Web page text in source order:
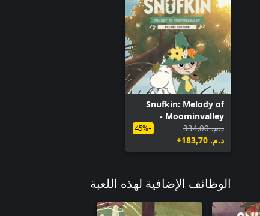
Snufkin: Melody of
Moominvalley -
الإصدار الرقمي الفاخر
د.م.‏ 334,00
د.م.‏ 183,70+
-45%
الوظائف الإضافية لهذه اللعبة